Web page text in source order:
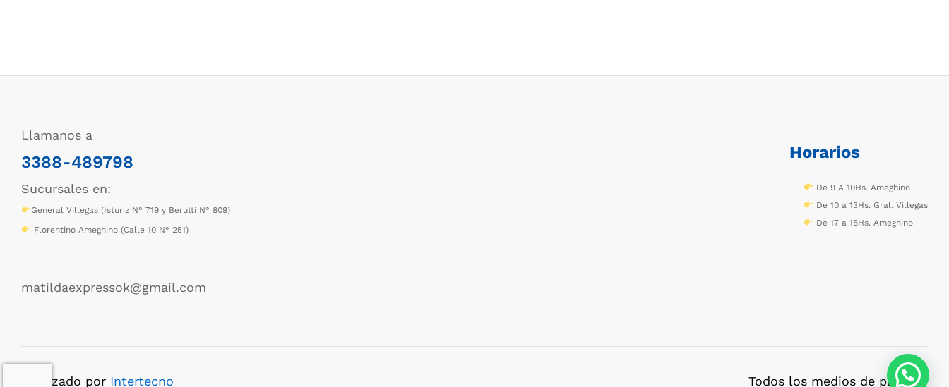
Llamanos a
3388-489798
Sucursales en:
General Villegas (Isturiz N° 719 y Berutti N° 809)
Florentino Ameghino (Calle 10 N° 251)
matildaexpressok@gmail.com
Horarios
De 9 A 10Hs. Ameghino
De 10 a 13Hs. Gral. Villegas
De 17 a 18Hs. Ameghino
Realizado por Intertecno Todos los medios de pago